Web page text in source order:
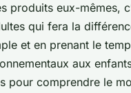
produits eux-mêmes,
qui fera la
et en prenant le
aux
pour comprendre le